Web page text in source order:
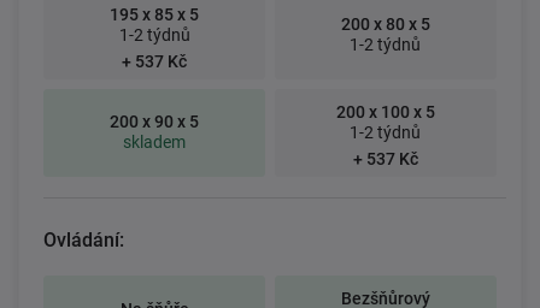
195 x 85 x 5
1-2 týdnů
+ 537 Kč
200 x 80 x 5
1-2 týdnů
200 x 90 x 5
skladem
200 x 100 x 5
1-2 týdnů
+ 537 Kč
Ovládání:
Bezšňůrový